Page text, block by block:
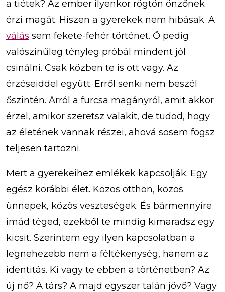
a tiétek? Az ember ilyenkor rögtön önzőnek
érzi magát. Hiszen a gyerekek nem hibásak. A
válás sem fekete-fehér történet. Ő pedig
valószínűleg tényleg próbál mindent jól
csinálni. Csak közben te is ott vagy. Az
érzéseiddel együtt. Erről senki nem beszél
őszintén. Arról a furcsa magányról, amit akkor
érzel, amikor szeretsz valakit, de tudod, hogy
az életének vannak részei, ahová sosem fogsz
teljesen tartozni.
Mert a gyerekeihez emlékek kapcsolják. Egy
egész korábbi élet. Közös otthon, közös
ünnepek, közös veszteségek. És bármennyire
imád téged, ezekből te mindig kimaradsz egy
kicsit. Szerintem egy ilyen kapcsolatban a
legnehezebb nem a féltékenység, hanem az
identitás. Ki vagy te ebben a történetben? Az
új nő? A társ? A majd egyszer talán jövő? Vagy